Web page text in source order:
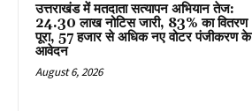
उत्तराखंड में मतदाता सत्यापन अभियान तेज:
24.30 लाख नोटिस जारी, 83% का वितरण
पूरा, 57 हजार से अधिक नए वोटर पंजीकरण के
आवेदन
August 6, 2026